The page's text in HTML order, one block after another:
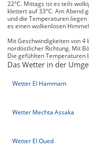
22°C. Mittags ist es teils
klettert auf 33°C. Am Abend
und die Temperaturen
es einen wolkenlosen
Mit Geschwindigkeiten von 4
nordöstlicher Richtung. Mit
Die gefühlten Temperaturen
Das Wetter in der
Wetter El Hammam
Wetter Mechta Assaka
Wetter El Oued